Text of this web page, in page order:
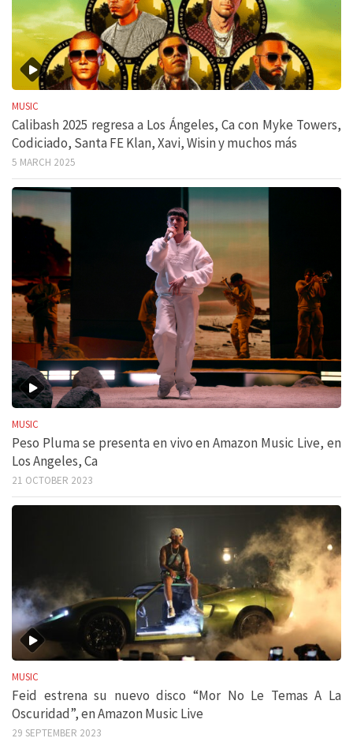
MUSIC
Calibash 2025 regresa a Los Ángeles, Ca con Myke Towers,
Codiciado, Santa FE Klan, Xavi, Wisin y muchos más
5 MARCH 2025
MUSIC
Peso Pluma se presenta en vivo en Amazon Music Live, en
Los Angeles, Ca
21 OCTOBER 2023
MUSIC
Feid estrena su nuevo disco “Mor No Le Temas A La
Oscuridad”, en Amazon Music Live
29 SEPTEMBER 2023